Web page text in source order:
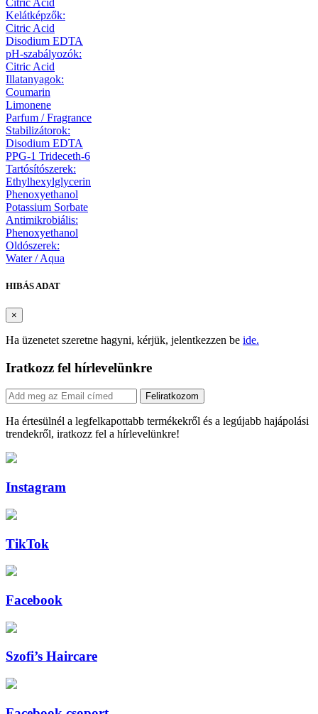
Kelátképzők:
Citric Acid
Disodium EDTA
pH-szabályozók:
Citric Acid
Illatanyagok:
Coumarin
Limonene
Parfum / Fragrance
Stabilizátorok:
Disodium EDTA
PPG-1 Trideceth-6
Tartósítószerek:
Ethylhexylglycerin
Phenoxyethanol
Potassium Sorbate
Antimikrobiális:
Phenoxyethanol
Oldószerek:
Water / Aqua
HIBÁS ADAT
×
Ha üzenetet szeretne hagyni, kérjük, jelentkezzen be ide.
Iratkozz fel hírlevelünkre
Feliratkozom
Ha értesülnél a legfelkapottabb termékekről és a legújabb hajápolási
trendekről, iratkozz fel a hírlevelünkre!
Instagram
TikTok
Facebook
Szofi’s Haircare